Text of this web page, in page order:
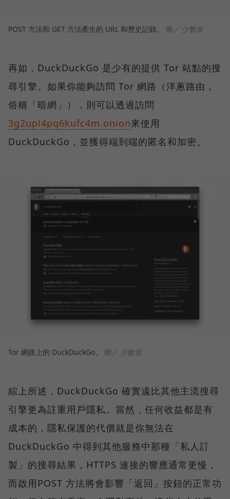
POST 方法和 GET 方法產生的 URL 和歷史記錄。 圖／ 少數派
再如，DuckDuckGo 是少有的提供 Tor 站點的搜
尋引擎。如果你能夠訪問 Tor 網路（洋蔥路由，
俗稱「暗網」），則可以透過訪問
3g2upl4pq6kufc4m.onion來使用
DuckDuckGo，並獲得端到端的匿名和加密。
Tor 網路上的 DuckDuckGo。 圖／ 少數派
綜上所述，DuckDuckGo 確實遠比其他主流搜尋
引擎更為註重用戶隱私。當然，任何收益都是有
成本的，隱私保護的代價就是你無法在
DuckDuckGo 中得到其他服務中那種「私人訂
製」的搜尋結果，HTTPS 連接的響應通常更慢，
而啟用POST 方法將會影響「返回」按鈕的正常功